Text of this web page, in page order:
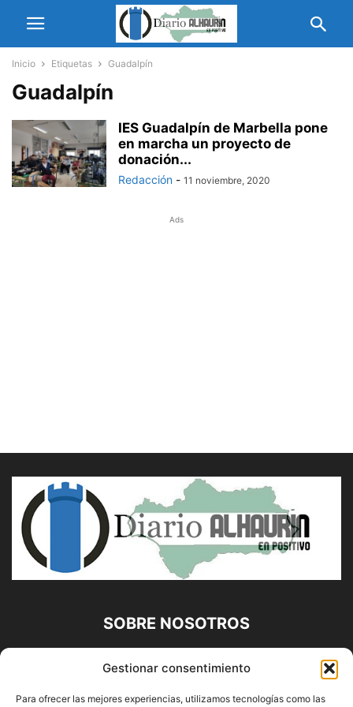
Gestionar consentimiento
Para ofrecer las mejores experiencias, utilizamos tecnologías como las
Inicio Etiquetas Guadalpín
Guadalpín
IES Guadalpín de Marbella pone
en marcha un proyecto de
donación...
Redacción - 11 noviembre, 2020
Ads
SOBRE NOSOTROS
Diario Alhaurín (www.alhaurindelatorre.com) Propiedad de
Francisco E. López López | 639 95 71 95 | Noticias de
Alhaurín de la Torre, Málaga y Provincia|